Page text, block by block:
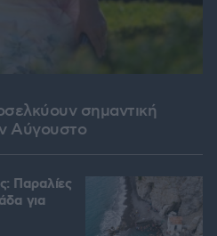
σημαντική
Αύγουστο
Παραλίες
για